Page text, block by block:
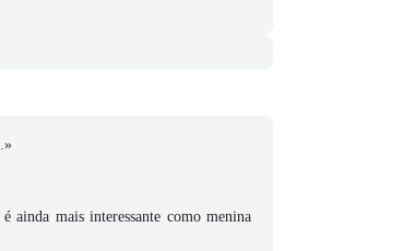
ainda mais interessante como menina